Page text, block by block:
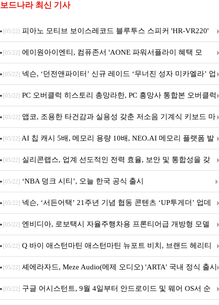
보드나라 최신 기사
[05/22] 피아노 모티브 보이스레코드 블루투스 스피커 'HR-VR220'
출시
[05/22] 에이원아이엔티, 컴퓨존서 'AONE 파워서플라이 혜택 모
음.ZIP' 이벤트 진행
[05/22] 넥슨, ‘던전앤파이터’ 신규 레이드 ‘무너진 성자 미카엘라’ 업
데이트!
[05/22] PC 오버클럭 히스토리 총망라한, PC 흥망사 통합본 오버클럭
특집(1-4편)
[05/22] 앱코, 조용한 타건감과 실용성 갖춘 저소음 기계식 키보드 마
우스 세트 'KM580' 출시
[05/22] AI 칩 캐시 5배, 메모리 용량 10배, NEO.AI 메모리 플랫폼 발
표
[05/22] 실리콘랩스, 업계 선도적인 전력 효율, 보안 및 통합성을 갖
춘 초저전력 블루투스 LE SoC ‘BG2B’ 공개
[05/22] ‘NBA 덩크 시티’, 오늘 한국 공식 출시
[05/22] 넥슨, ‘서든어택’ 21주년 기념 협동 콘텐츠 ‘UP투게더’ 업데
이트
[05/22] 엔비디아, 로보택시 자율주행차용 프론티어급 개방형 모델
‘알파마요 2 슈퍼’ 상업적 이용 가능
[05/22] Q 바이 애스턴마틴 애스턴마틴 뉴포트 비치, 브랜드 헤리티
지 담은 ‘헤리티지 에디션 컬렉션’ 공개
[05/22] 셰에라자드, Meze Audio(메제 오디오) 'ARTA' 국내 정식 출시
[05/22] 구글 어시스턴트, 9월 4일부터 안드로이드 및 웨어 OS서 순